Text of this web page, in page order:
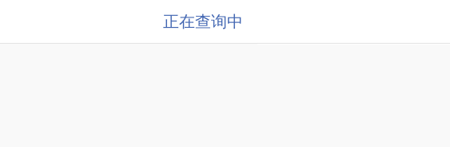
正在查询中